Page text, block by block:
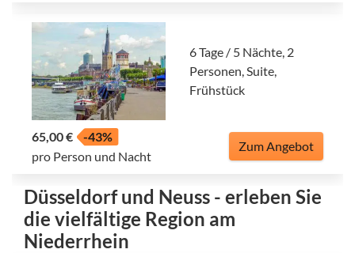
6 Tage / 5 Nächte, 2
Personen, Suite,
Frühstück
65,00 €
-43%
pro Person und Nacht
Zum Angebot
Düsseldorf und Neuss - erleben Sie
die vielfältige Region am
Niederrhein